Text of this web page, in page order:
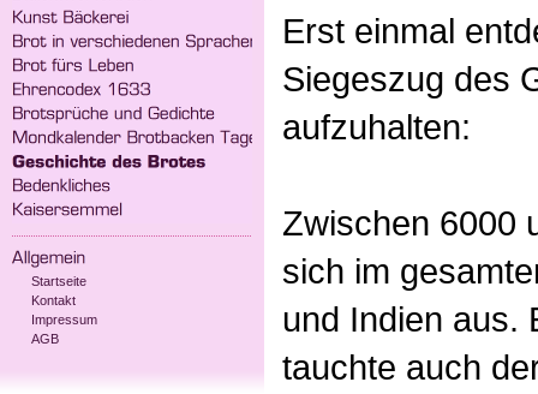
Startseite
Kontakt
Impressum
AGB
Erst einmal
Siegeszug des
aufzuhalten:
Zwischen 6000
sich im
und Indien aus.
tauchte auch